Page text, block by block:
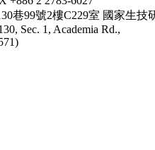
巷99號2樓C229室 國家生技
Sec. 1, Academia Rd.,